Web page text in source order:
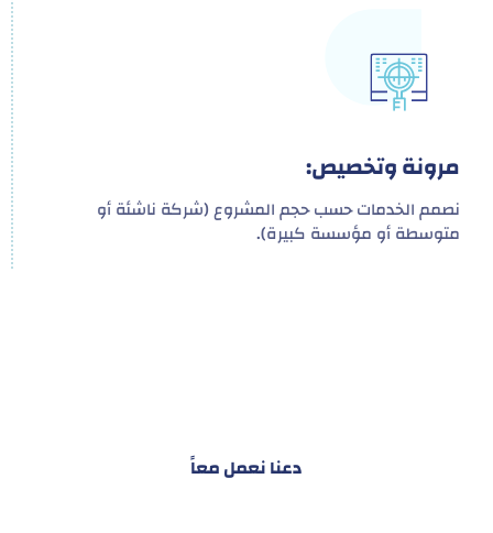
مرونة وتخصيص:
نصمم الخدمات حسب حجم المشروع (شركة ناشئة أو
متوسطة أو مؤسسة كبيرة).
دعنا نعمل معاً